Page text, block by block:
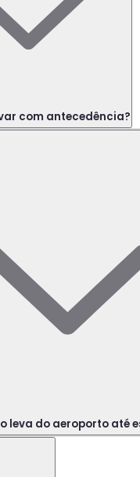
com antecedência?
leva do aeroporto até